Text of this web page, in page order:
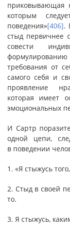
приковывающая
которым
поведения»[406].
стыд первичнее
совести
требования от
самого себя и
проявление
которая имеет
эмоциональных
И Сартр
одной цепи,
в поведении
1. «Я стыжусь
2. Стыд в своей
то.
3. Я стыжусь,